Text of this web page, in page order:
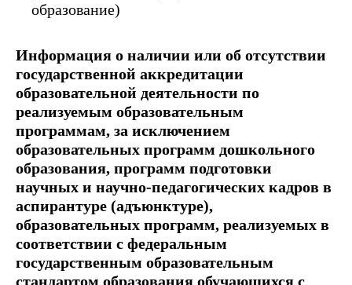
образование)
Информация о наличии или об отсутствии
государственной аккредитации
образовательной деятельности по
реализуемым образовательным
программам, за исключением
образовательных программ дошкольного
образования, программ подготовки
научных и научно-педагогических кадров в
аспирантуре (адъюнктуре),
образовательных программ, реализуемых в
соответствии с федеральным
государственным образовательным
стандартом образования обучающихся с